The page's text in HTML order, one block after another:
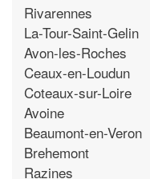
Rivarennes
La-Tour-Saint-Gelin
Avon-les-Roches
Ceaux-en-Loudun
Coteaux-sur-Loire
Avoine
Beaumont-en-Veron
Brehemont
Razines